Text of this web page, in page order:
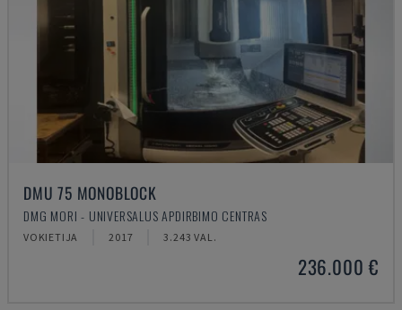
DMU 75 MONOBLOCK
DMG MORI - UNIVERSALUS APDIRBIMO CENTRAS
VOKIETIJA 2017 3.243 VAL.
236.000 €